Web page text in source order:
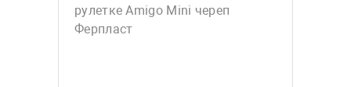
рулетке Amigo Mini череп
Ферпласт